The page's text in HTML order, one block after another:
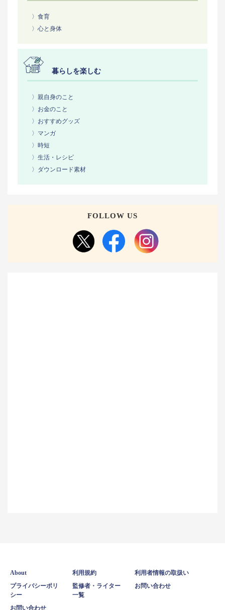
〉食育
〉心と身体
暮らしを楽しむ
〉親自身のこと
〉お金のこと
〉おすすめグッズ
〉マンガ
〉時短
〉生活・レシピ
〉ダウンロード素材
FOLLOW US
About 利用規約 利用者情報の取扱い
プライバシーポリ
シー
監修者・ライター
一覧
お問い合わせ
お問い合わせ